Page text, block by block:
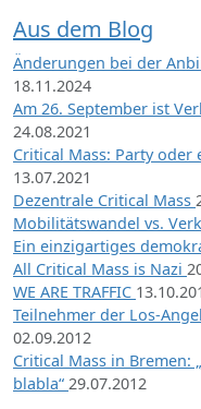
Aus dem Blog
Änderungen bei der
18.11.2024
Am 26. September ist
24.08.2021
Critical Mass: Party oder
13.07.2021
Dezentrale Critical Mass
Mobilitätswandel vs.
Ein einzigartiges
All Critical Mass is Nazi
WE ARE TRAFFIC
Teilnehmer der Los-
02.09.2012
Critical Mass in Bremen:
blabla“ 29.07.2012